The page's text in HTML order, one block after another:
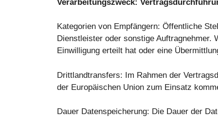
Verarbeitungszweck:
Kategorien von Empfängern: Öffentliche
Dienstleister oder sonstige
Einwilligung erteilt hat oder eine
Drittlandtransfers: Im Rahmen der
der Europäischen Union zum Einsatz
Dauer Datenspeicherung: Die Dauer der